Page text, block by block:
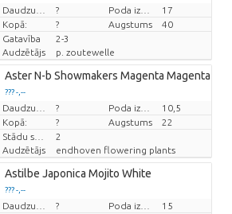
Cena par vienību
?
17
Kopā:
? Augstums
40
Gatavība
2-3
Audzētājs
p. zoutewelle
Aster N-b Showmakers Magenta Magenta
??? -,--
Cena par vienību
?
10,5
Kopā:
? Augstums
22
Stādu skaits/pods
2
Audzētājs
endhoven flowering plants
Astilbe Japonica Mojito White
??? -,--
Cena par vienību
?
15